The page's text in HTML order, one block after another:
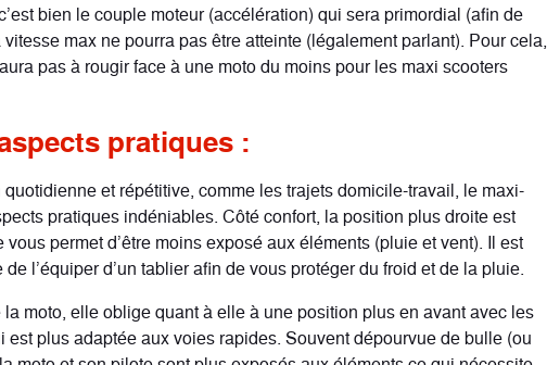
bien le couple moteur (accélération) qui sera primordial (afin de
max ne pourra pas être atteinte (légalement parlant). Pour cela,
pas à rougir face à une moto du moins pour les maxi scooters
pratiques :
et répétitive, comme les trajets domicile-travail, le maxi-
pratiques indéniables. Côté confort, la position plus droite est
permet d’être moins exposé aux éléments (pluie et vent). Il est
l’équiper d’un tablier afin de vous protéger du froid et de la pluie.
moto, elle oblige quant à elle à une position plus en avant avec les
est plus adaptée aux voies rapides. Souvent dépourvue de bulle (ou